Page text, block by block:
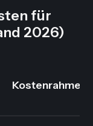
für
2026)
Kostenrahmen